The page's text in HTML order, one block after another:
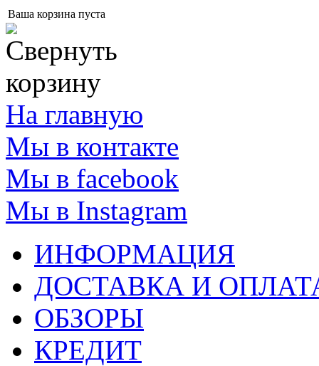
Ваша корзина пуста
На главную
Мы в контакте
Мы в facebook
Мы в Instagram
ИНФОРМАЦИЯ
ДОСТАВКА И
ОБЗОРЫ
КРЕДИТ